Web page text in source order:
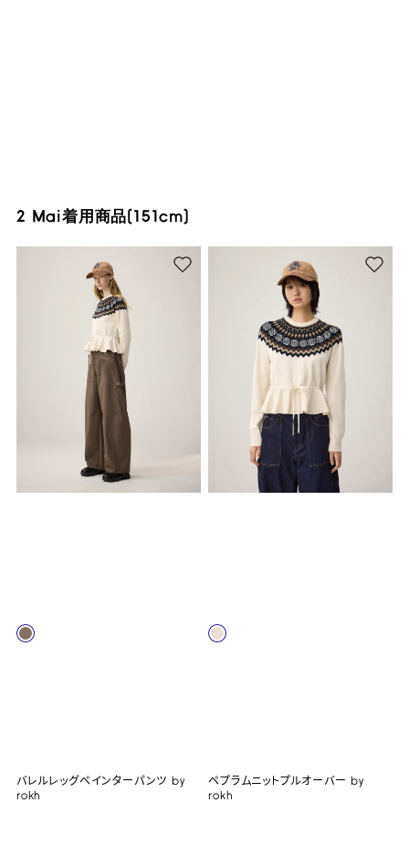
2 Mai着用商品(151cm)
バレルレッグペインターパンツ by
rokh
ペプラムニットプルオーバー by
rokh